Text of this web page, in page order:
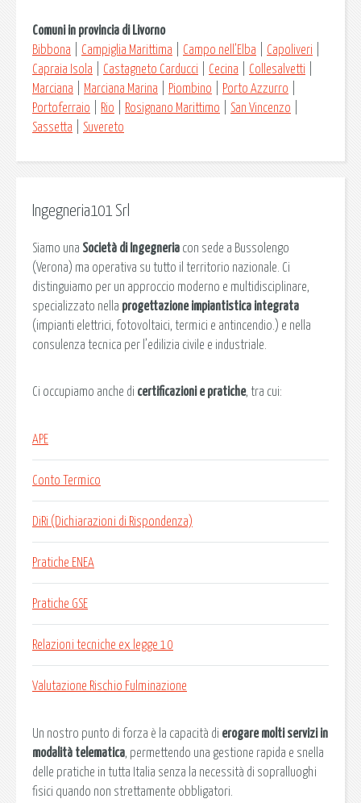
Ingegneria101 Srl
Siamo una Società di Ingegneria con sede a Bussolengo
(Verona) ma operativa su tutto il territorio nazionale. Ci
distinguiamo per un approccio moderno e multidisciplinare,
specializzato nella progettazione impiantistica integrata
(impianti elettrici, fotovoltaici, termici e antincendio.) e nella
consulenza tecnica per l’edilizia civile e industriale.
Ci occupiamo anche di certificazioni e pratiche, tra cui:
APE
Conto Termico
DiRi (Dichiarazioni di Rispondenza)
Pratiche ENEA
Pratiche GSE
Relazioni tecniche ex legge 10
Valutazione Rischio Fulminazione
Un nostro punto di forza è la capacità di erogare molti servizi in
modalità telematica, permettendo una gestione rapida e snella
delle pratiche in tutta Italia senza la necessità di sopralluoghi
fisici quando non strettamente obbligatori.
Comuni in provincia di Livorno
Bibbona
Campiglia Marittima Campo nell’Elba Capoliveri
Capraia Isola
Castagneto Carducci Cecina Collesalvetti
Marciana
Marciana Marina Piombino Porto Azzurro
Portoferraio
Rio Rosignano Marittimo San Vincenzo
Sassetta
Suvereto